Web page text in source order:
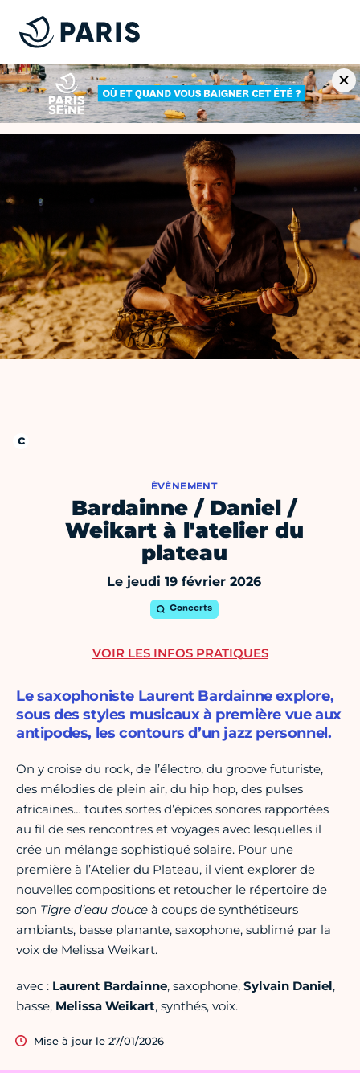
ÉVÈNEMENT
Bardainne / Daniel /
Weikart à l'atelier du
plateau
Le jeudi 19 février 2026
Concerts
Le saxophoniste Laurent Bardainne explore,
sous des styles musicaux à première vue aux
antipodes, les contours d’un jazz personnel.
On y croise du rock, de l’électro, du groove futuriste,
des mélodies de plein air, du hip hop, des pulses
africaines… toutes sortes d’épices sonores rapportées
au fil de ses rencontres et voyages avec lesquelles il
crée un mélange sophistiqué solaire. Pour une
première à l’Atelier du Plateau, il vient explorer de
nouvelles compositions et retoucher le répertoire de
son Tigre d’eau douce à coups de synthétiseurs
ambiants, basse planante, saxophone, sublimé par la
voix de Melissa Weikart.
avec : Laurent Bardainne, saxophone, Sylvain Daniel,
basse, Melissa Weikart, synthés, voix.
Mise à jour le 27/01/2026
VOIR LES INFOS PRATIQUES